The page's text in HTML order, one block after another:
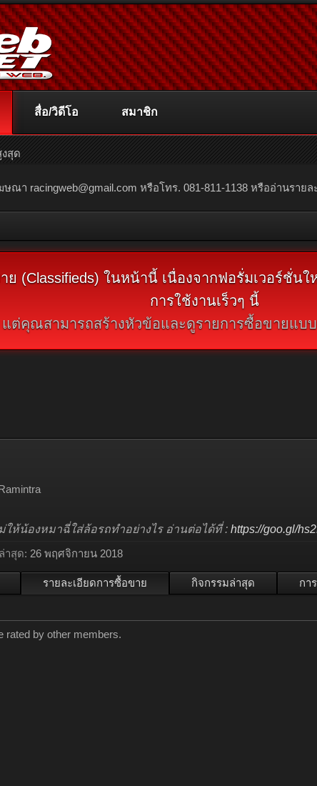
ษณา racingweb@gmail.com หรือโทร. 081-811-1138 หรืออ่านราย
(Classifieds) ในหน้านี้ เนื่องจากฟอรั่มเวอร์ชั่น
การใช้งานเร็วๆ นี้
แต่คุณสามารถสร้างหัวข้อและดูรายการซื้อขายแบ
ห้น้องหมาฉี่ใส่ล้อรถทำอย่างไร อ่านต่อได้ที่ : https://goo.gl/
าสุด: 26 พฤศจิกายน 2018
รายละเอียดการซื้อขาย กิจกรรมล่าสุด กา
rated by other members.
สุด
สื่อ/วิดีโอ สมาชิก